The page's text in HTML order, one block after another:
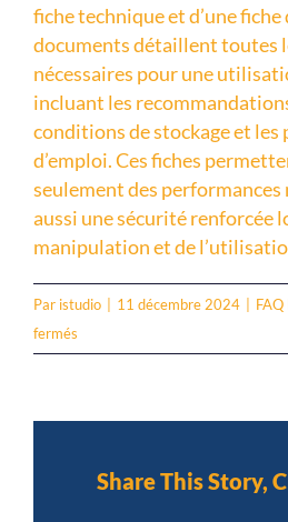
fiche technique et d’une fiche
documents détaillent toutes
nécessaires pour une
incluant les
conditions de stockage et les
d’emploi. Ces fiches
seulement des performances
aussi une sécurité renforcée
manipulation et de
Par istudio 11 décembre 2024
fermés
de
techniques
Share This Story,